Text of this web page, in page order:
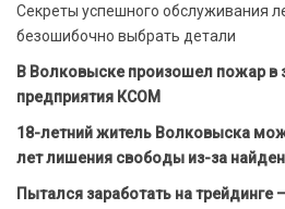
Секреты успешного обслуживания
безошибочно выбрать детали
В Волковыске произошел пожар в
предприятия КСОМ
18-летний житель Волковыска
лет лишения свободы из-за
Пытался заработать на трейдинге